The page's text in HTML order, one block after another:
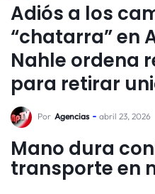
Adiós a los
“chatarra” en
Nahle ordena
para retirar
Por Agencias abril 23, 2026
Mano dura
transporte en